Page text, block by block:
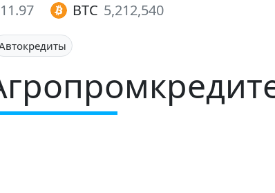
11.97 BTC 5,212,540